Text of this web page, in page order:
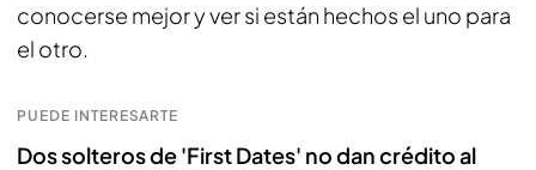
conocerse mejor y ver si están hechos el uno para
el otro.
PUEDE INTERESARTE
Dos solteros de 'First Dates' no dan crédito al